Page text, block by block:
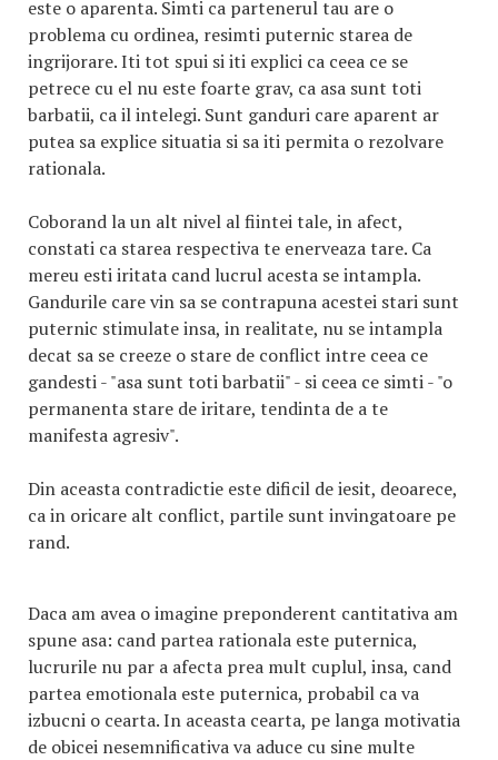
este o aparenta. Simti ca partenerul tau are o
problema cu ordinea, resimti puternic starea de
ingrijorare. Iti tot spui si iti explici ca ceea ce se
petrece cu el nu este foarte grav, ca asa sunt toti
barbatii, ca il intelegi. Sunt ganduri care aparent ar
putea sa explice situatia si sa iti permita o rezolvare
rationala.
Coborand la un alt nivel al fiintei tale, in afect,
constati ca starea respectiva te enerveaza tare. Ca
mereu esti iritata cand lucrul acesta se intampla.
Gandurile care vin sa se contrapuna acestei stari sunt
puternic stimulate insa, in realitate, nu se intampla
decat sa se creeze o stare de conflict intre ceea ce
gandesti - "asa sunt toti barbatii" - si ceea ce simti - "o
permanenta stare de iritare, tendinta de a te
manifesta agresiv".
Din aceasta contradictie este dificil de iesit, deoarece,
ca in oricare alt conflict, partile sunt invingatoare pe
rand.
Daca am avea o imagine preponderent cantitativa am
spune asa: cand partea rationala este puternica,
lucrurile nu par a afecta prea mult cuplul, insa, cand
partea emotionala este puternica, probabil ca va
izbucni o cearta. In aceasta cearta, pe langa motivatia
de obicei nesemnificativa va aduce cu sine multe